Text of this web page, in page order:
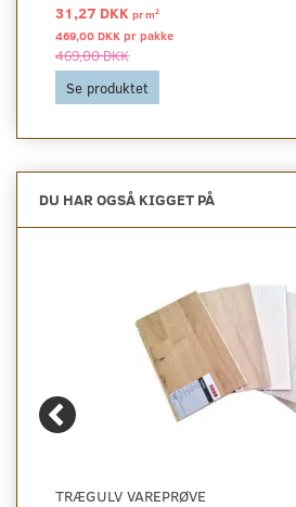
31,27 DKK prm2
469,00 DKK pr pakke
469,00 DKK
Se produktet
DU HAR OGSÅ KIGGET PÅ
TRÆGULV VAREPRØVE